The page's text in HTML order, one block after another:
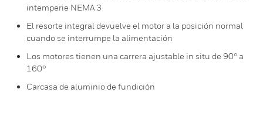
intemperie NEMA 3
El resorte integral devuelve el motor a la posición normal
cuando se interrumpe la alimentación
Los motores tienen una carrera ajustable in situ de 90° a
160°
Carcasa de aluminio de fundición